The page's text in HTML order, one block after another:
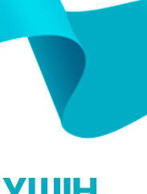
өмір бойы
жазылыңыз!